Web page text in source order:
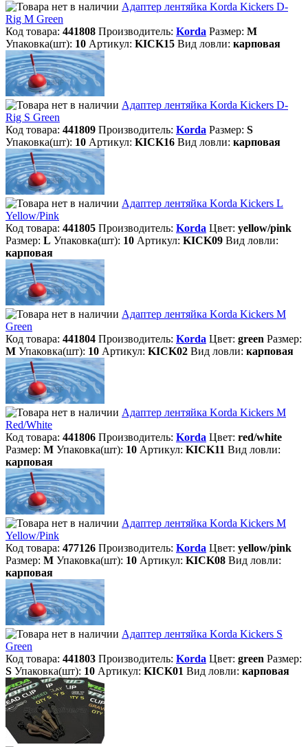
Адаптер лентяйка Korda Kickers D-
Rig M Green
Код товара: 441808 Производитель: Korda Размер: M
Упаковка(шт): 10 Артикул: KICK15 Вид ловли: карповая
Адаптер лентяйка Korda Kickers D-
Rig S Green
Код товара: 441809 Производитель: Korda Размер: S
Упаковка(шт): 10 Артикул: KICK16 Вид ловли: карповая
Адаптер лентяйка Korda Kickers L
Yellow/Pink
Код товара: 441805 Производитель: Korda Цвет: yellow/pink
Размер: L Упаковка(шт): 10 Артикул: KICK09 Вид ловли:
карповая
Адаптер лентяйка Korda Kickers M
Green
Код товара: 441804 Производитель: Korda Цвет: green Размер:
M Упаковка(шт): 10 Артикул: KICK02 Вид ловли: карповая
Адаптер лентяйка Korda Kickers M
Red/White
Код товара: 441806 Производитель: Korda Цвет: red/white
Размер: M Упаковка(шт): 10 Артикул: KICK11 Вид ловли:
карповая
Адаптер лентяйка Korda Kickers M
Yellow/Pink
Код товара: 477126 Производитель: Korda Цвет: yellow/pink
Размер: M Упаковка(шт): 10 Артикул: KICK08 Вид ловли:
карповая
Адаптер лентяйка Korda Kickers S
Green
Код товара: 441803 Производитель: Korda Цвет: green Размер:
S Упаковка(шт): 10 Артикул: KICK01 Вид ловли: карповая